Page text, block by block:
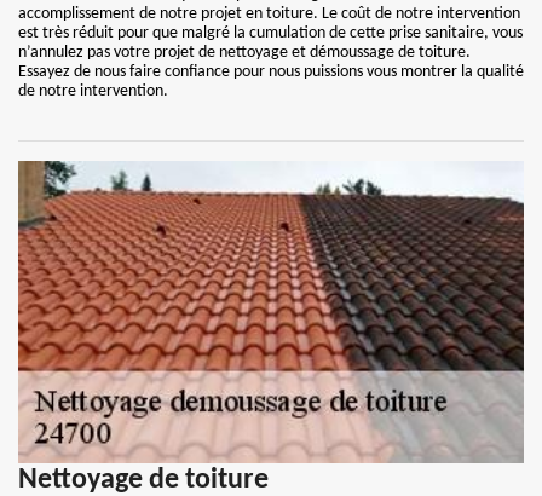
accomplissement de notre projet en toiture. Le coût de notre intervention
est très réduit pour que malgré la cumulation de cette prise sanitaire, vous
n’annulez pas votre projet de nettoyage et démoussage de toiture.
Essayez de nous faire confiance pour nous puissions vous montrer la qualité
de notre intervention.
Nettoyage de toiture